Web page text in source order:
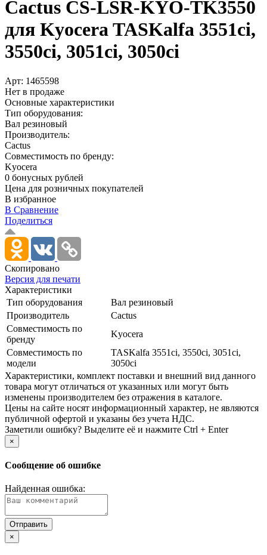
Cactus CS-LSR-KYO-TK3550
для Kyocera TASKalfa 3551ci,
3550ci, 3051ci, 3050ci
Арт: 1465598
Нет в продаже
Основные характеристики
Тип оборудования:
Вал резиновый
Производитель:
Cactus
Совместимость по бренду:
Kyocera
0 бонусных рублей
Цена для розничных покупателей
В избранное
В Сравнение
Поделиться
Скопировано
Версия для печати
Характеристики
Тип оборудования
Вал резиновый
Производитель
Cactus
Совместимость по
бренду
Kyocera
Совместимость по
модели
TASKalfa 3551ci, 3550ci, 3051ci,
3050ci
Xарактеристики, комплект поставки и внешний вид данного
товара могут отличаться от указанных или могут быть
изменены производителем без отражения в каталоге.
Цены на сайте носят информационный характер, не являются
публичной офертой и указаны без учета НДС.
Заметили ошибку? Выделите её и нажмите Ctrl + Enter
×
Сообщение об ошибке
Найденная ошибка:
×